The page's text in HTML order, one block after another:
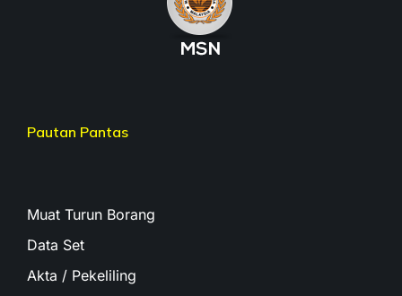
Pautan Pantas
Muat Turun Borang
Data Set
Akta / Pekeliling